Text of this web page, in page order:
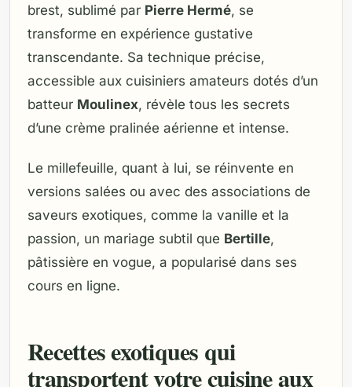
brest, sublimé par Pierre Hermé, se
transforme en expérience gustative
transcendante. Sa technique précise,
accessible aux cuisiniers amateurs dotés d’un
batteur Moulinex, révèle tous les secrets
d’une crème pralinée aérienne et intense.
Le millefeuille, quant à lui, se réinvente en
versions salées ou avec des associations de
saveurs exotiques, comme la vanille et la
passion, un mariage subtil que Bertille,
pâtissière en vogue, a popularisé dans ses
cours en ligne.
Recettes exotiques qui
transportent votre cuisine aux